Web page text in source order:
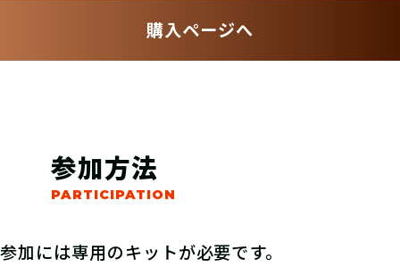
購入ページへ
参加方法
参加には専用のキットが必要です。